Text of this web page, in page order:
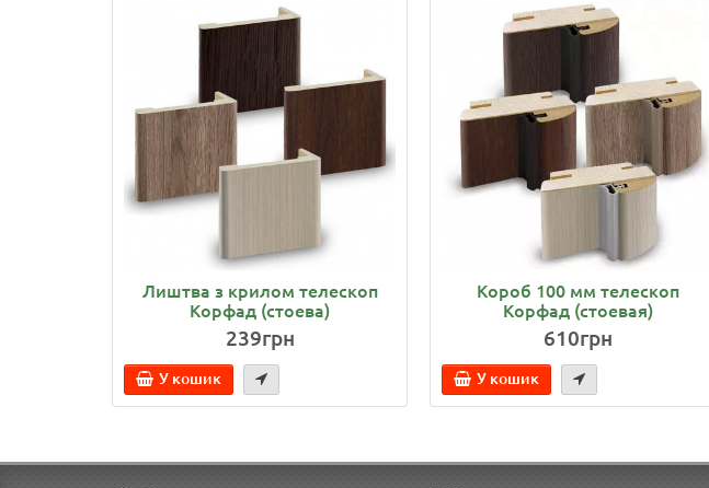
Лиштва з крилом телескоп
Корфад (стоева)
239грн
У кошик
Короб 100 мм телескоп
Корфад (стоевая)
610грн
У кошик